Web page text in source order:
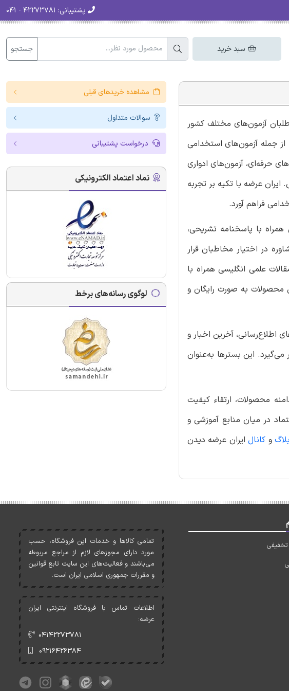
پشتیبانی:
سبد خرید جستجو
برای داوطلبان آزمون‌های مختلف کشور
جمله آزمون‌های استخدامی
حرفه‌ای، آزمون‌های ادواری
عرضه با تکیه بر تجربه
فراهم آورد.
با پاسخنامه تشریحی،
در اختیار مخاطبان قرار
علمی انگلیسی همراه با
محصولات به صورت رایگان و
اطلاع‌رسانی، آخرین اخبار و
این بسترها به‌عنوان
محصولات، ارتقاء کیفیت
در میان منابع آموزشی و
و کانالایران عرضه دیدن
مشاهده خریدهای قبلی
سوالات متداول
درخواست پشتیبانی
نماد اعتماد الکترونیکی
لوگوی رسانه‌های برخط
تمامی کالاها و خدمات اين فروشگاه، حسب
مورد دارای مجوزهای لازم از مراجع مربوطه
می‌باشند و فعاليت‌های اين سايت تابع قوانين
و مقررات جمهوری اسلامی ايران است.
اطلاعات تماس با فروشگاه اینترنتی ایران
عرضه:
۰۴۱۴۲۲۷۳۷۸۱
۰۹۲۱۶۴۲۶۳۸۴